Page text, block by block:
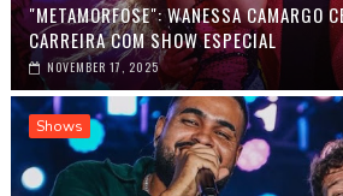
"METAMORFOSE": WANESSA CAMARGO
CARREIRA COM SHOW ESPECIAL
NOVEMBER 17, 2025
Shows